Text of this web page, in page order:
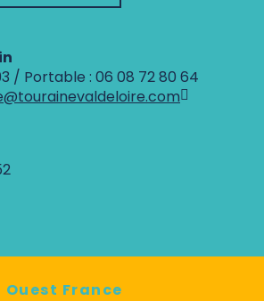
/ Portable : 06 08 72 80 64
Ouest France